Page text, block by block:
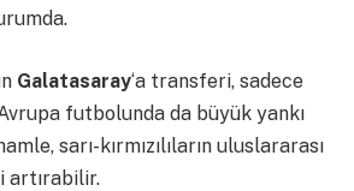
Galatasaray‘a transferi, sadece
futbolunda da büyük yankı
sarı-kırmızılıların uluslararası
artırabilir.